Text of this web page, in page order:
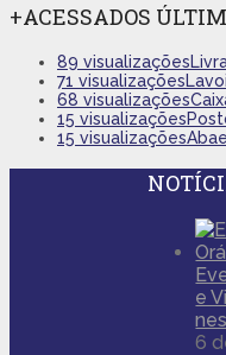
+ACESSADOS
89 visualizações
71 visualizações
68 visualizações
15 visualizações
15 visualizações
e
6